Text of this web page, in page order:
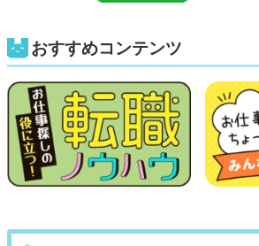
おすすめコンテンツ